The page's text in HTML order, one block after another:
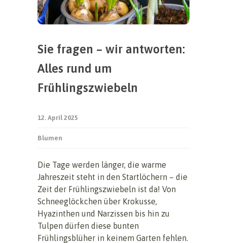
Sie fragen – wir antworten:
Alles rund um
Frühlingszwiebeln
12. April 2025
Blumen
Die Tage werden länger, die warme
Jahreszeit steht in den Startlöchern – die
Zeit der Frühlingszwiebeln ist da! Von
Schneeglöckchen über Krokusse,
Hyazinthen und Narzissen bis hin zu
Tulpen dürfen diese bunten
Frühlingsblüher in keinem Garten fehlen.